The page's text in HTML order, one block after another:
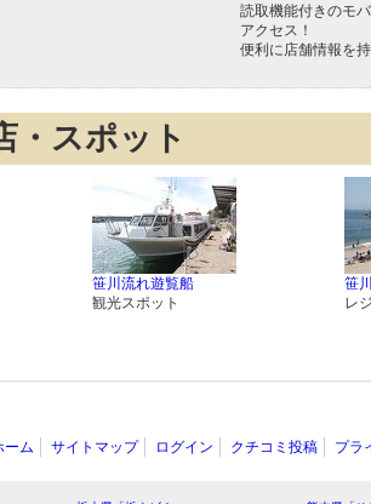
読取機能付きのモ
アクセス！
便利に店舗情報を
・スポット
笹川流れ遊覧船
観光スポット
笹
レ
ーム サイトマップ ログイン クチコミ投稿 プラ